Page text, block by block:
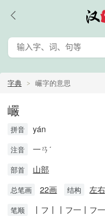
字典 巗字的意思
巗
拼音 yán
注音 一ㄢˊ
部首 山部
总笔画 22画 结构 左右
笔顺 丨フ丨丨フ一丨フ